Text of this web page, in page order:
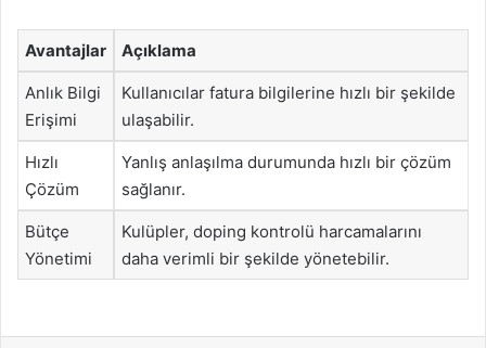
Avantajlar Açıklama
Anlık Bilgi
Erişimi
Kullanıcılar fatura bilgilerine hızlı bir şekilde
ulaşabilir.
Hızlı
Çözüm
Yanlış anlaşılma durumunda hızlı bir çözüm
sağlanır.
Bütçe
Yönetimi
Kulüpler, doping kontrolü harcamalarını
daha verimli bir şekilde yönetebilir.